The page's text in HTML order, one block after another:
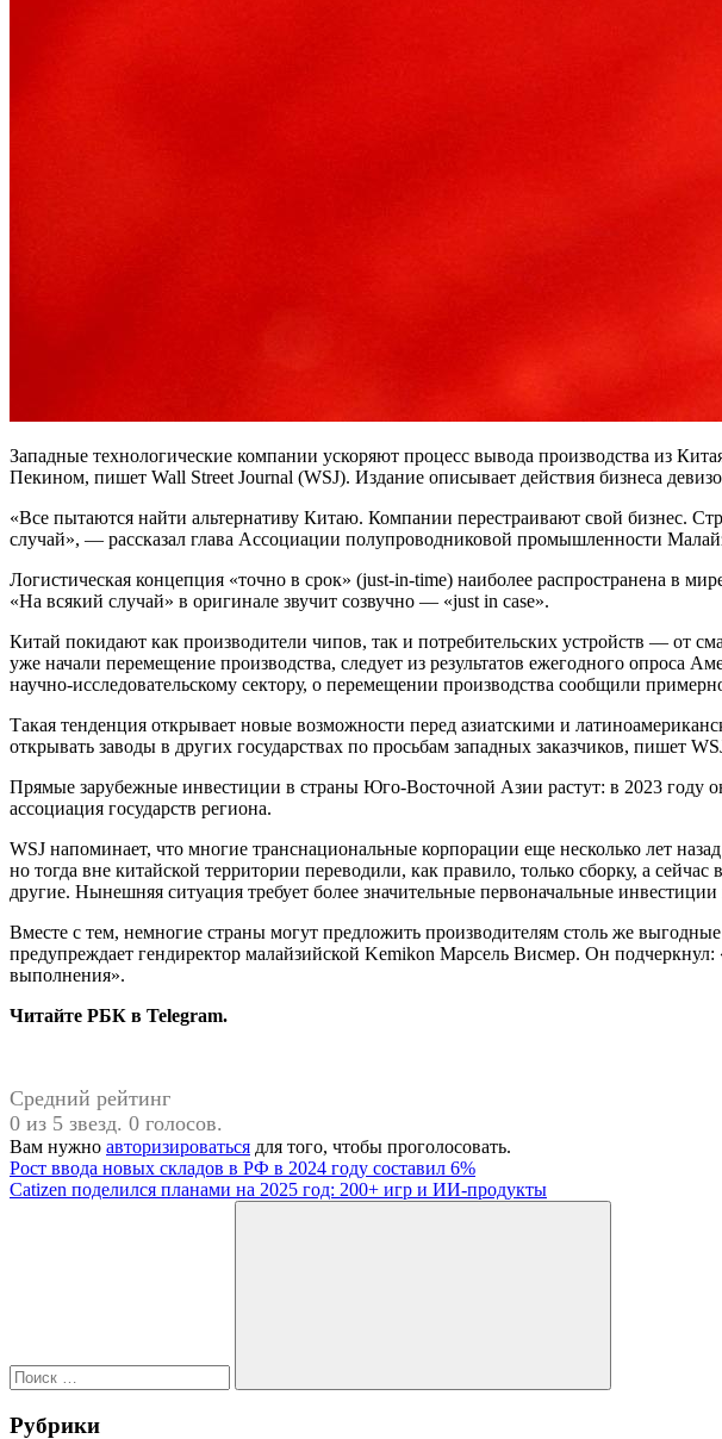
Западные технологические компании ускоряют процесс вывода производства из
Пекином, пишет Wall Street Journal (WSJ). Издание описывает действия бизнеса
«Все пытаются найти альтернативу Китаю. Компании перестраивают свой бизнес.
случай», — рассказал глава Ассоциации полупроводниковой промышленности
Логистическая концепция «точно в срок» (just-in-time) наиболее распространена в
«На всякий случай» в оригинале звучит созвучно — «just in case».
Китай покидают как производители чипов, так и потребительских устройств — от
уже начали перемещение производства, следует из результатов ежегодного опроса
научно-исследовательскому сектору, о перемещении производства сообщили
Такая тенденция открывает новые возможности перед азиатскими и
открывать заводы в других государствах по просьбам западных заказчиков, пишет
Прямые зарубежные инвестиции в страны Юго-Восточной Азии растут: в 2023 году
ассоциация государств региона.
WSJ напоминает, что многие транснациональные корпорации еще несколько лет
но тогда вне китайской территории переводили, как правило, только сборку, а
другие. Нынешняя ситуация требует более значительные первоначальные
Вместе с тем, немногие страны могут предложить производителям столь же
предупреждает гендиректор малайзийской Kemikon Марсель Висмер. Он
выполнения».
Читайте РБК в Telegram.
Средний рейтинг
0 из 5 звезд. 0 голосов.
Вам нужно авторизироваться для того, чтобы проголосовать.
Навигация
по
Предыдущая
запись:
Рост ввода новых складов в РФ в 2024 году составил 6%
Следующая
Catizen поделился планами на 2025 год: 200+ игр и ИИ-продукты
Поиск
Рубрики